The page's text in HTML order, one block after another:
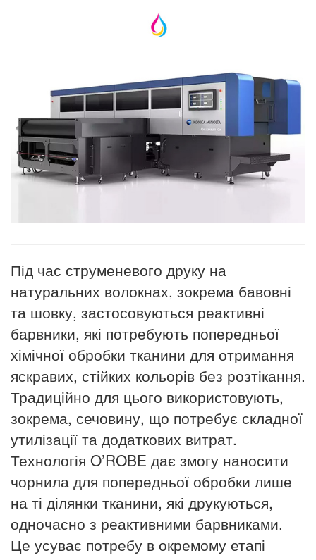
Під час струменевого друку на
натуральних волокнах, зокрема бавовні
та шовку, застосовуються реактивні
барвники, які потребують попередньої
хімічної обробки тканини для отримання
яскравих, стійких кольорів без розтікання.
Традиційно для цього використовують,
зокрема, сечовину, що потребує складної
утилізації та додаткових витрат.
Технологія O’ROBE дає змогу наносити
чорнила для попередньої обробки лише
на ті ділянки тканини, які друкуються,
одночасно з реактивними барвниками.
Це усуває потребу в окремому етапі